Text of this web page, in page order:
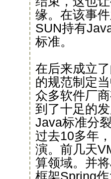
缘。在该事
SUN持有
标准。
在后来成立
的规范制定
众多软件厂
到了十足的
Java标准分
过去10多年
演。前几天
算领域。并
框架Spring